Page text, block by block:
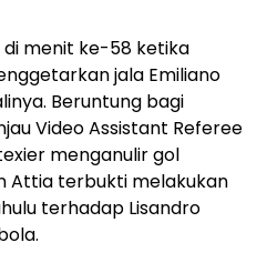
di menit ke-58 ketika
jala Emiliano
Beruntung bagi
Video Assistant Referee
menganulir gol
Attia terbukti melakukan
terhadap Lisandro